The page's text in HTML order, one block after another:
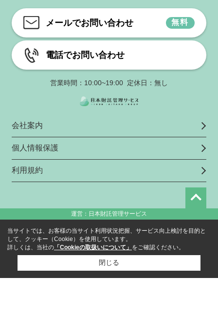
メールでお問い合わせ 無料
電話でお問い合わせ
営業時間：10:00~19:00 定休日：無し
会社案内
個人情報保護
利用規約
運営：日本財託管理サービス
当サイトでは、お客様の当サイト利用状況把握、サービス向上検討を目的と
して、クッキー（Cookie）を使用しています。
詳しくは、当社の 「Cookieの取扱いについて」 をご確認ください。
閉じる